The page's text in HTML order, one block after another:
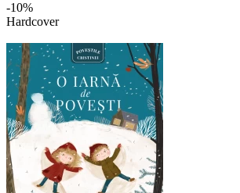
-10%
Hardcover